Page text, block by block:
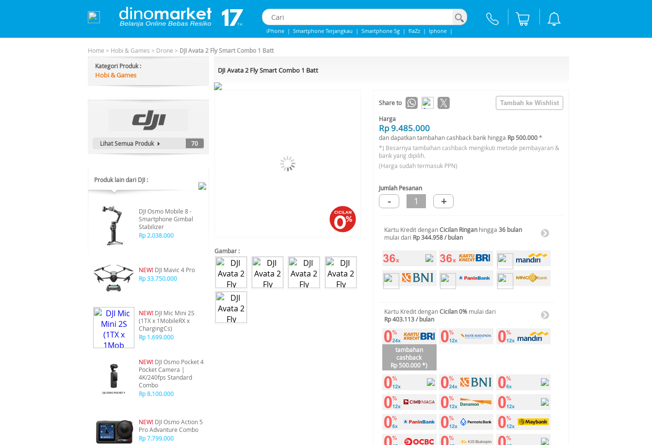
iPhone | Smartphone Terjangkau | Smartphone 5g | flaZz | Iphone |
Home > Hobi & Games > Drone > DJI Avata 2 Fly Smart Combo 1 Batt
Kategori Produk :
Hobi & Games
Lihat Semua Produk 70
Produk lain dari DJI :
DJI Osmo Mobile 8 -
Smartphone Gimbal
Stabilizer
Rp 2.038.000
NEW! DJI Mavic 4 Pro
Rp 33.750.000
NEW! DJI Mic Mini 2S
(1TX x 1MobileRX x
ChargingCs)
Rp 1.699.000
NEW! DJI Osmo Pocket 4
Pocket Camera |
4K/240fps Standard
Combo
Rp 8.100.000
NEW! DJI Osmo Action 5
Pro Advanture Combo
Rp 7.799.000
DJI Avata 2 Fly Smart Combo 1 Batt
Gambar :
Share to
Harga
Rp 9.485.000
dan dapatkan tambahan cashback bank hingga Rp 500.000*
*) Besarnya tambahan cashback mengikuti metode pembayaran &
bank yang dipilih.
(Harga sudah termasuk PPN)
Jumlah Pesanan
- 1 +
Kartu Kredit denganCicilan Ringan hingga 36 bulan
mulai dari Rp 344.958 / bulan
Kartu Kredit denganCicilan 0% mulai dari
Rp 403.113 / bulan
tambahan
cashback
Rp 500.000 *)